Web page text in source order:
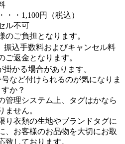
・1,100円（税込）
ル不可
ご負担となります。
込手数料およびキャンセル料
ご返金となります。
かる場合があります。
など付けられるのが気になりま
か？
管理システム上、タグはかなら
ません。
り衣類の生地やブランドタグに
、お客様のお品物を大切にお取
致しております。